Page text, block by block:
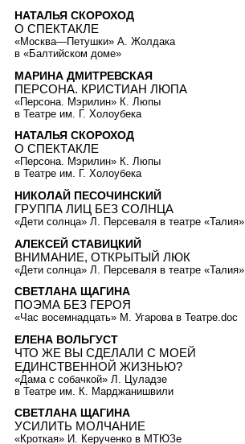
НАТАЛЬЯ СКОРОХОД
О СПЕКТАКЛЕ
«Москва—Петушки» А. Жолдака
в «Балтийском доме»
МАРИНА ДМИТРЕВСКАЯ
ПЕРСОНА. КРИСТИАН ЛЮПА
«Персона. Мэрилин» К. Люпы
в Театре им. Г. Холоубека
НАТАЛЬЯ СКОРОХОД
О СПЕКТАКЛЕ
«Персона. Мэрилин» К. Люпы
в Театре им. Г. Холоубека
НИКОЛАЙ ПЕСОЧИНСКИЙ
ГРУППА ЛИЦ БЕЗ СОЛНЦА
«Дети солнца» Л. Персеваля в театре «Талия»
АЛЕКСЕЙ СТАВИЦКИЙ
ВНИМАНИЕ, ОТКРЫТЫЙ ЛЮК
«Дети солнца» Л. Персеваля в театре «Талия»
СВЕТЛАНА ЩАГИНА
ПОЭМА БЕЗ ГЕРОЯ
«Час восемнадцать» М. Угарова в Театре.doc
ЕЛЕНА ВОЛЬГУСТ
ЧТО ЖЕ ВЫ СДЕЛАЛИ С МОЕЙ
ЕДИНСТВЕННОЙ ЖИЗНЬЮ?
«Дама с собачкой» Л. Цуладзе
в Театре им. К. Марджанишвили
СВЕТЛАНА ЩАГИНА
УСИЛИТЬ МОЛЧАНИЕ
«Кроткая» И. Керученко в МТЮЗе